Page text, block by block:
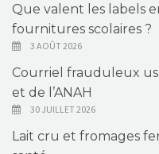
Que valent les labels
fournitures scolaires ?
3 AOÛT 2026
Courriel frauduleux
et de l’ANAH
30 JUILLET 2026
Lait cru et fromages